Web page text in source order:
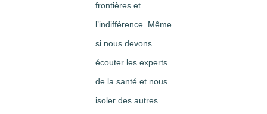
frontières et
l’indifférence. Même
si nous devons
écouter les experts
de la santé et nous
isoler des autres